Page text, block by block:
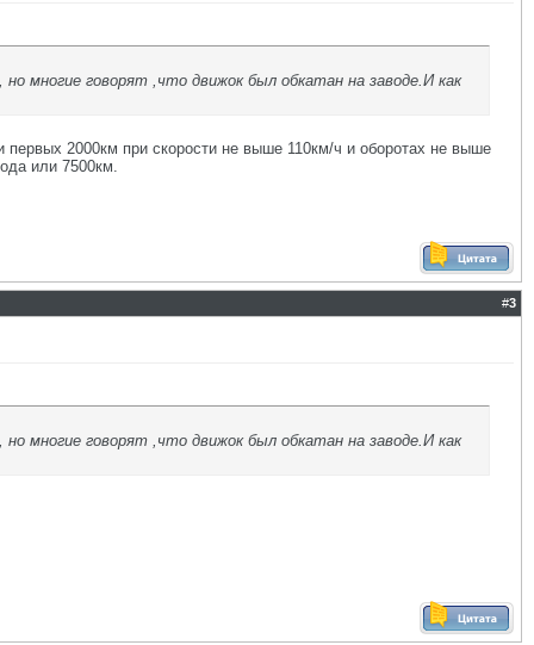
многие говорят ,что движок был обкатан на заводе.И как
первых 2000км при скорости не выше 110км/ч и оборотах не выше
или 7500км.
#3
многие говорят ,что движок был обкатан на заводе.И как